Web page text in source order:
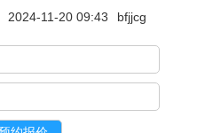
2024-11-20 09:43 bfjjcg